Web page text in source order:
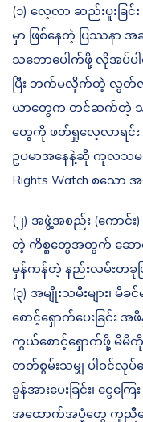
(၁) လေ့လာ ဆည်းပူးခ
မှာ ဖြစ်နေတဲ့ ပြဿနာ
သဘောပေါက်ဖို့ လိုအပ်
ပြီး ဘက်မလိုက်တဲ့ လွတ်
ယာ‌တွေက တင်ဆက်တဲ့ သတင်
တွေကို ဖတ်ရှုလေ့လာရင်း
ဥပမာအနေနဲ့ဆို ကုလသမဂ္ဂ
Rights Watch စသော
(၂) အဖွဲ့အစည်း (ကောင်း
တဲ့ ကိစ္စ‌တွေအတွက် ဆေ
မှန်ကန်တဲ့ နည်းလမ်းတခုဖ
(၃) အမျိုးသမီးများ၊ မိ
စောင့်ရှောက်ပေးခြင်း
ကွယ်စောင့်ရှောက်ဖို့ မိ
တတ်စွမ်းသမျှ ပါဝင်လု
ခွန်အားပေးခြင်း၊ ‌ငွေ
အထောက်အပံ့တွေ ကူညီပ